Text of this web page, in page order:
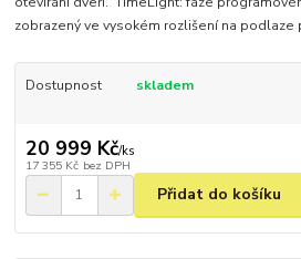
zobrazený ve vysokém rozlišení na podlaze
Dostupnost skladem
20 999 Kč/ks
17 355 Kč bez DPH
Přidat do košíku